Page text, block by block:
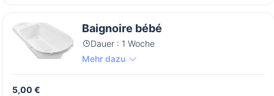
Baignoire bébé
Dauer : 1 Woche
Mehr dazu
5,00 €